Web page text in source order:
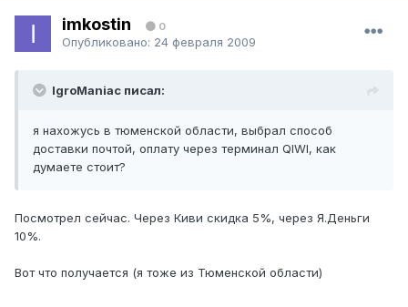
imkostin 0
Опубликовано: 24 февраля 2009
IgroManiac писал:
я нахожусь в тюменской области, выбрал способ
доставки почтой, оплату через терминал QIWI, как
думаете стоит?
Посмотрел сейчас. Через Киви скидка 5%, через Я.Деньги
10%.
Вот что получается (я тоже из Тюменской области)